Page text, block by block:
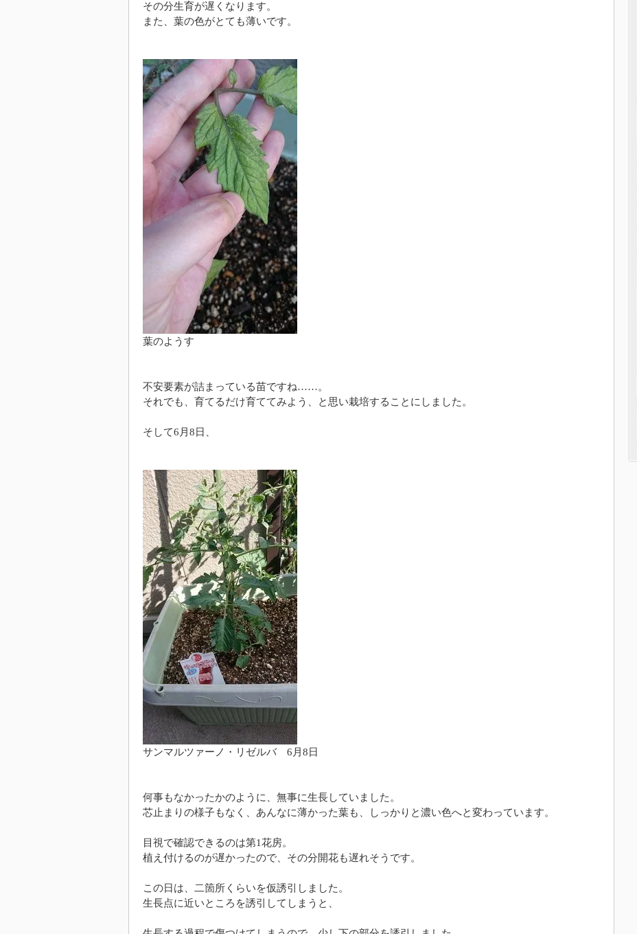
その分生育が遅くなります。
また、葉の色がとても薄いです。
葉のようす
不安要素が詰まっている苗ですね……。
それでも、育てるだけ育ててみよう、と思い栽培することにしました。
そして6月8日、
サンマルツァーノ・リゼルバ 6月8日
何事もなかったかのように、無事に生長していました。
芯止まりの様子もなく、あんなに薄かった葉も、しっかりと濃い色へと変わっています。
目視で確認できるのは第1花房。
植え付けるのが遅かったので、その分開花も遅れそうです。
この日は、二箇所くらいを仮誘引しました。
生長点に近いところを誘引してしまうと、